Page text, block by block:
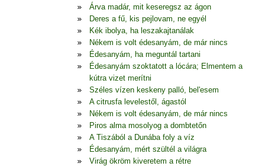
Árva madár, mit keseregsz az ágon
Deres a fű, kis pejlovam, ne egyél
Kék ibolya, ha leszakajtanálak
Nékem is volt édesanyám, de már nincs
Édesanyám, ha meguntál tartani
Édesanyám szoktatott a lócára; Elmentem a
kútra vizet merítni
Széles vízen keskeny palló, bel'esem
A citrusfa levelestől, ágastól
Nékem is volt édesanyám, de már nincs
Piros alma mosolyog a dombtetőn
A Tiszából a Dunába foly a víz
Édesanyám, mért szültél a világra
Virág ökröm kiveretem a rétre